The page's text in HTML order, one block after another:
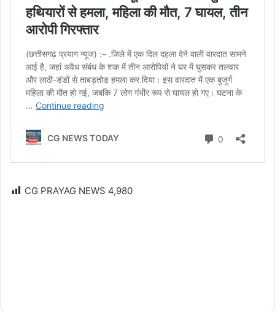
CG PRAYAG NEWS 4,980